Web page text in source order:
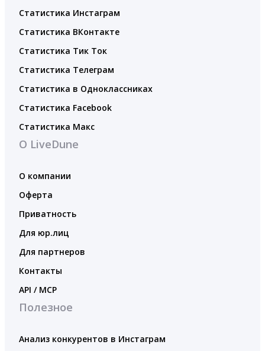
Статистика Инстаграм
Статистика ВКонтакте
Статистика Тик Ток
Статистика Телеграм
Статистика в Одноклассниках
Статистика Facebook
Статистика Макс
О LiveDune
О компании
Оферта
Приватность
Для юр.лиц
Для партнеров
Контакты
API / MCP
Полезное
Анализ конкурентов в Инстаграм